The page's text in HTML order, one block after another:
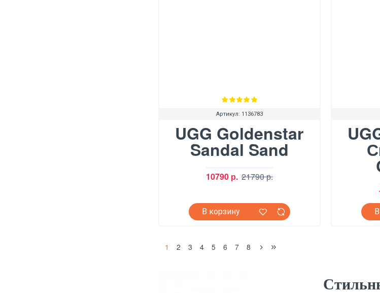
Артикул: 1136783
UGG Goldenstar
Sandal Sand
10790 р. 21790 р.
В корзину
1 2 3 4 5 6 7 8